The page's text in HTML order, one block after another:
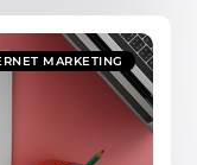
MARKETING